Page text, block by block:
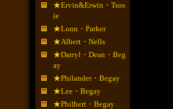
★Ervin&Erwin・Tsos
ie
★Lonn・Parker
★Albert・Nells
★Darryl・Dean・Beg
ay
★Philander・Begay
★Lee・Begay
★Philbert・Begay